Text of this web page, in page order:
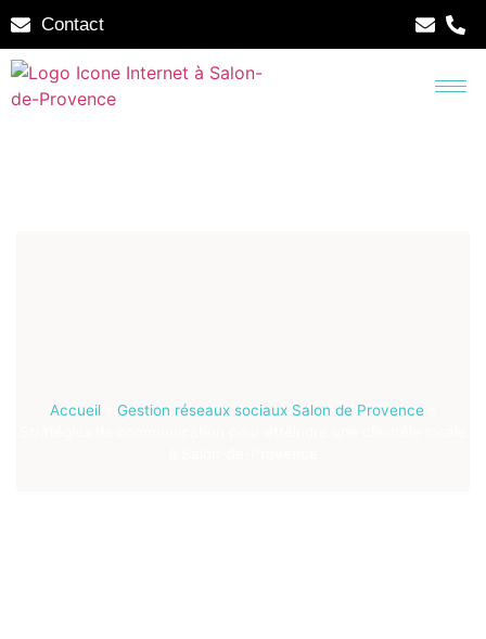
Contact
Accueil Gestion réseaux sociaux Salon de Provence